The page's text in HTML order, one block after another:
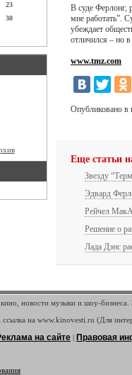
23
30
В суде Ферлонг,
мне работать”.
убеждает
отличился – но
www.tmz.com
Опубликовано в
Еще статьи
Звезду
Эдвард
Рейчел
Решение о
Лада Дэнс
новости музыки и шоу-
на www.kinovesti.ru (Для
на сайте | Правовая